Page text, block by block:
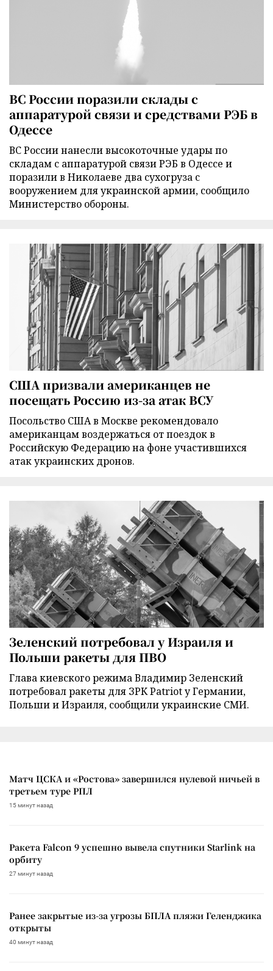
ВС России поразили склады с
аппаратурой связи и средствами РЭБ в
Одессе
ВС России нанесли высокоточные удары по
складам с аппаратурой связи РЭБ в Одессе и
поразили в Николаеве два сухогруза с
вооружением для украинской армии, сообщило
Министерство обороны.
США призвали американцев не
посещать Россию из-за атак ВСУ
Посольство США в Москве рекомендовало
американцам воздержаться от поездок в
Российскую Федерацию на фоне участившихся
атак украинских дронов.
Зеленский потребовал у Израиля и
Польши ракеты для ПВО
Глава киевского режима Владимир Зеленский
потребовал ракеты для ЗРК Patriot у Германии,
Польши и Израиля, сообщили украинские СМИ.
Матч ЦСКА и «Ростова» завершился нулевой ничьей в
третьем туре РПЛ
15 минут назад
Ракета Falcon 9 успешно вывела спутники Starlink на
орбиту
27 минут назад
Ранее закрытые из-за угрозы БПЛА пляжи Геленджика
открыты
40 минут назад